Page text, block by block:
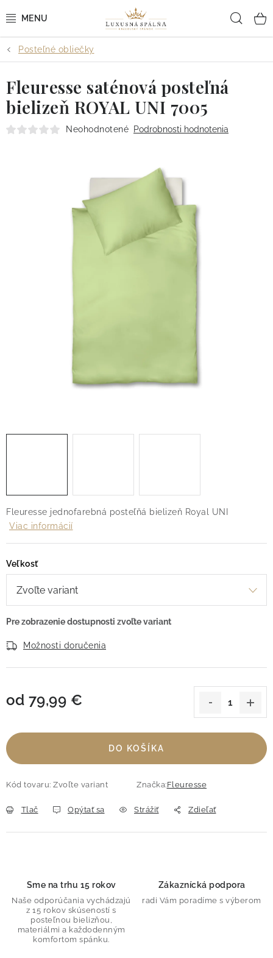
na
POSTEĽNÉ OBLIEČKY
POSTEĽNÉ PLACHTY
PREHOZY A PAPLÓNY
KÚPEĽŇA + WELLNESS
Obchodné podmienky
Posteľné obliečky
Fleuresse jednofarebná posteľňá bielizeň Royal UNI
Viac informácií
Veľkosť
Možnosti doručenia
od 79,99 €
DO KOŠÍKA
Kód tovaru: Zvoľte variant Značka:Fleuresse
Tlač Opýtať sa Strážiť Zdieľať
Fleuresse saténová posteľná
bielizeň ROYAL UNI 7005
Neohodnotené Podrobnosti hodnotenia
Sme na trhu 15 rokov
Naše odporúčania vychádzajú
z 15 rokov skúseností s
posteľnou bielizňou,
materiálmi a každodenným
komfortom spánku.
Zákaznícká podpora
radi Vám poradíme s výberom